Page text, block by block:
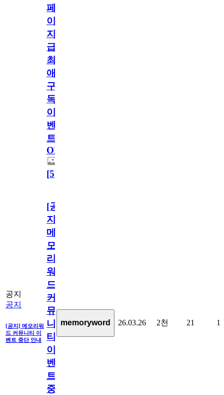
페
이
지
급!
최
애
구
독
이
벤
트
OPEN!
[5]
공지
공지
[공지] 메모리워
드 커뮤니티 이
벤트 중단 안내
[공
지]
메
모
리
워
드
커
뮤
니
티
이
벤
트
중
memoryword 26.03.26 2천 21 1